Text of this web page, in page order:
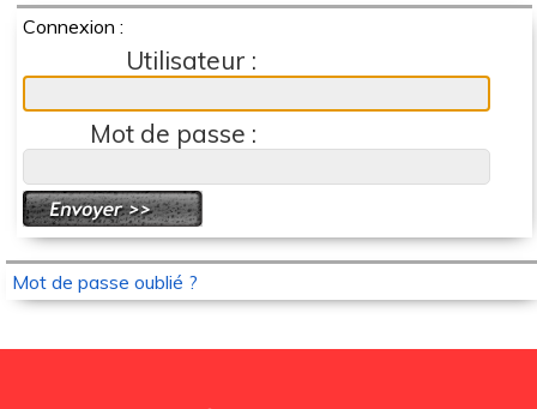
Connexion :
Utilisateur :
Mot de passe :
Mot de passe oublié ?